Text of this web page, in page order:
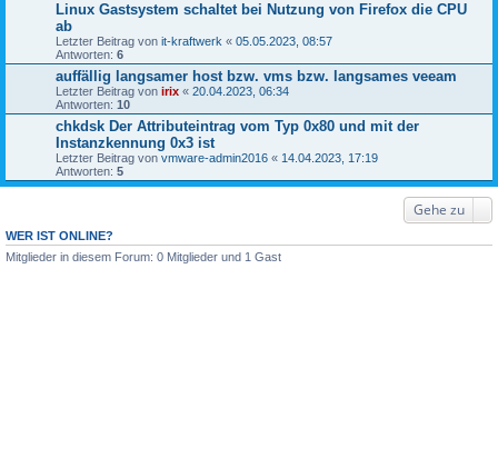
Linux Gastsystem schaltet bei Nutzung von Firefox die CPU
ab
Letzter Beitrag von it-kraftwerk « 05.05.2023, 08:57
Antworten: 6
auffällig langsamer host bzw. vms bzw. langsames veeam
Letzter Beitrag von irix « 20.04.2023, 06:34
Antworten: 10
chkdsk Der Attributeintrag vom Typ 0x80 und mit der
Instanzkennung 0x3 ist
Letzter Beitrag von vmware-admin2016 « 14.04.2023, 17:19
Antworten: 5
Gehe zu
WER IST ONLINE?
Mitglieder in diesem Forum: 0 Mitglieder und 1 Gast